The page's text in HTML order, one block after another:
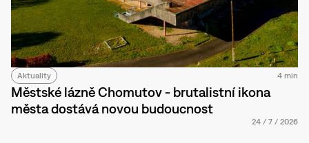
Aktuality 4 min
Městské lázně Chomutov - brutalistní ikona
města dostává novou budoucnost
24 / 7 / 2026